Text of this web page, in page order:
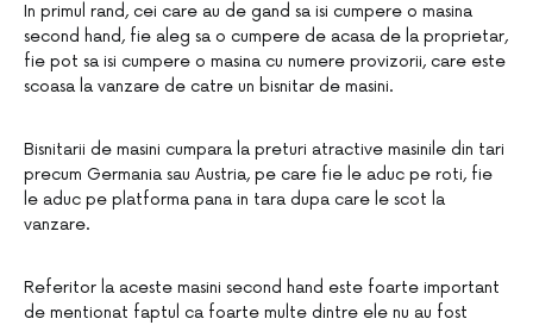
In primul rand, cei care au de gand sa isi cumpere o masina
second hand, fie aleg sa o cumpere de acasa de la proprietar,
fie pot sa isi cumpere o masina cu numere provizorii, care este
scoasa la vanzare de catre un bisnitar de masini.
Bisnitarii de masini cumpara la preturi atractive masinile din tari
precum Germania sau Austria, pe care fie le aduc pe roti, fie
le aduc pe platforma pana in tara dupa care le scot la
vanzare.
Referitor la aceste masini second hand este foarte important
de mentionat faptul ca foarte multe dintre ele nu au fost